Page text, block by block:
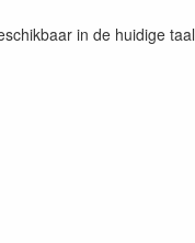
in de huidige taal